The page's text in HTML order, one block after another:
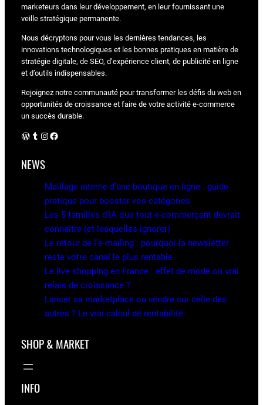
marketeurs dans leur développement, en leur fournissant une
veille stratégique permanente.
Nous décryptons pour vous les dernières tendances, les
innovations technologiques et les bonnes pratiques en matière de
stratégie digitale, de SEO, d’expérience client, de publicité en ligne
et d’outils indispensables.
Rejoignez notre communauté pour transformer les défis du web en
opportunités de croissance et faire de votre activité e-commerce
un succès durable.
WordPress Instagram Facebook
NEWS
Maillage interne d’une boutique en ligne : guide
pratique pour booster vos catégories
Les 5 familles d’IA que tout e-commerçant devrait
connaître (et lesquelles ignorer)
Le retour de l’e-mailing : pourquoi la newsletter
reste votre canal le plus rentable
Le live shopping en France : effet de mode ou vrai
relais de croissance ?
Lancer sa marketplace ou vendre sur celle des
autres ? Le vrai calcul de rentabilité
SHOP & MARKET
INFO